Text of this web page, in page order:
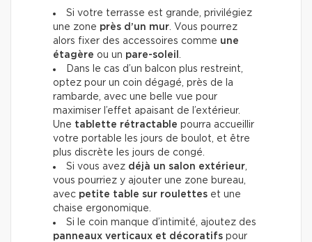
Si votre terrasse est grande, privilégiez
une zone près d’un mur . Vous pourrez
alors fixer des accessoires comme une
étagère ou un pare-soleil
Dans le cas d’un balcon plus restreint,
optez pour un coin dégagé, près de la
rambarde, avec une belle vue pour
maximiser l’effet apaisant de l’extérieur.
Une tablette rétractable pourra accueillir
votre portable les jours de boulot, et être
plus discrète les jours de congé.
Si vous avez déjà un salon extérieur
vous pourriez y ajouter une zone bureau,
avec petite table sur roulettes et une
chaise ergonomique.
Si le coin manque d’intimité, ajoutez des
panneaux verticaux et décoratifs pour